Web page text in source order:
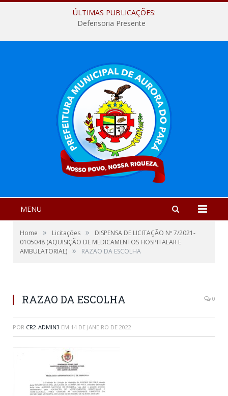
ÚLTIMAS PUBLICAÇÕES:
Defensoria Presente
MENU
Home » Licitações »
DISPENSA DE LICITAÇÃO Nº 7/2021-
0105048 (AQUISIÇÃO DE MEDICAMENTOS HOSPITALAR E
AMBULATORIAL) » RAZAO DA ESCOLHA
RAZAO DA ESCOLHA 0
POR CR2-ADMIN3 EM 14 DE JANEIRO DE 2022